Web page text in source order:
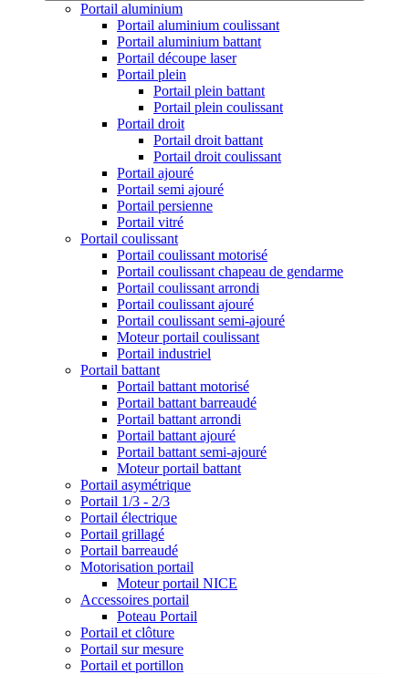
Portail aluminium
Portail aluminium coulissant
Portail aluminium battant
Portail découpe laser
Portail plein
Portail plein battant
Portail plein coulissant
Portail droit
Portail droit battant
Portail droit coulissant
Portail ajouré
Portail semi ajouré
Portail persienne
Portail vitré
Portail coulissant
Portail coulissant motorisé
Portail coulissant chapeau de gendarme
Portail coulissant arrondi
Portail coulissant ajouré
Portail coulissant semi-ajouré
Moteur portail coulissant
Portail industriel
Portail battant
Portail battant motorisé
Portail battant barreaudé
Portail battant arrondi
Portail battant ajouré
Portail battant semi-ajouré
Moteur portail battant
Portail asymétrique
Portail 1/3 - 2/3
Portail électrique
Portail grillagé
Portail barreaudé
Motorisation portail
Moteur portail NICE
Accessoires portail
Poteau Portail
Portail et clôture
Portail sur mesure
Portail et portillon